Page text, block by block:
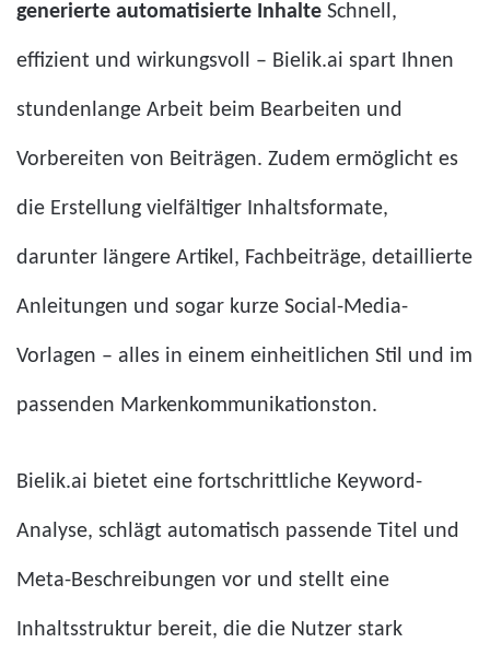
generierte automatisierte Inhalte Schnell,
effizient und wirkungsvoll – Bielik.ai spart Ihnen
stundenlange Arbeit beim Bearbeiten und
Vorbereiten von Beiträgen. Zudem ermöglicht es
die Erstellung vielfältiger Inhaltsformate,
darunter längere Artikel, Fachbeiträge, detaillierte
Anleitungen und sogar kurze Social-Media-
Vorlagen – alles in einem einheitlichen Stil und im
passenden Markenkommunikationston.
Bielik.ai bietet eine fortschrittliche Keyword-
Analyse, schlägt automatisch passende Titel und
Meta-Beschreibungen vor und stellt eine
Inhaltsstruktur bereit, die die Nutzer stark